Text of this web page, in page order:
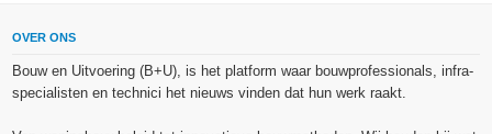
OVER ONS
Bouw en Uitvoering (B+U), is het platform waar bouwprofessionals, infra-
specialisten en technici het nieuws vinden dat hun werk raakt.